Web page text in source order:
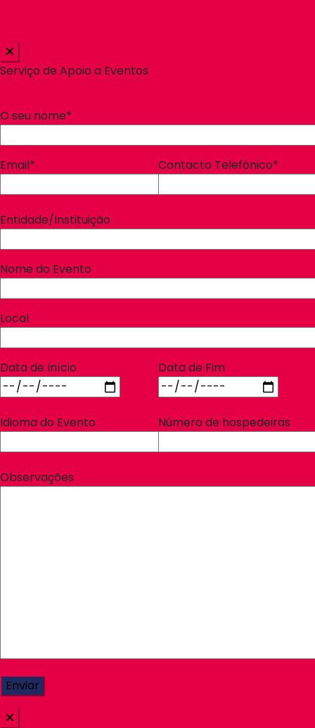
Serviço de Apoio a Eventos
O seu nome*
Email* Contacto Telefónico*
Entidade/Instituição
Nome do Evento
Local
Data de Início Data de Fim
Idioma do Evento Número de hospedeiras
Observações